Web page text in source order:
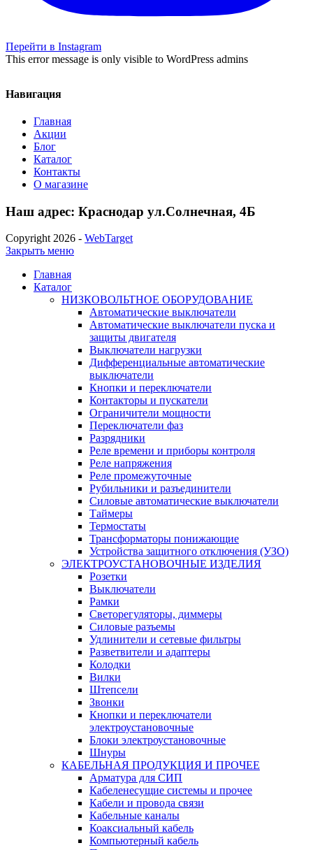
Перейти в Instagram
This error message is only visible to WordPress admins
Навигация
Главная
Акции
Блог
Каталог
Контакты
О магазине
Наш адрес: Краснодар ул.Солнечная, 4Б
Copyright 2026 - WebTarget
Закрыть меню
Главная
Каталог
НИЗКОВОЛЬТНОЕ ОБОРУДОВАНИЕ
Автоматические выключатели
Автоматические выключатели пуска и
защиты двигателя
Выключатели нагрузки
Дифференциальные автоматические
выключатели
Кнопки и переключатели
Контакторы и пускатели
Ограничители мощности
Переключатели фаз
Разрядники
Реле времени и приборы контроля
Реле напряжения
Реле промежуточные
Рубильники и разъединители
Силовые автоматические выключатели
Таймеры
Термостаты
Трансформаторы понижающие
Устройства защитного отключения (УЗО)
ЭЛЕКТРОУСТАНОВОЧНЫЕ ИЗДЕЛИЯ
Розетки
Выключатели
Рамки
Светорегуляторы, диммеры
Силовые разъемы
Удлинители и сетевые фильтры
Разветвители и адаптеры
Колодки
Вилки
Штепсели
Звонки
Кнопки и переключатели
электроустановочные
Блоки электроустановочные
Шнуры
КАБЕЛЬНАЯ ПРОДУКЦИЯ И ПРОЧЕЕ
Арматура для СИП
Кабеленесущие системы и прочее
Кабели и провода связи
Кабельные каналы
Коаксиальный кабель
Компьютерный кабель